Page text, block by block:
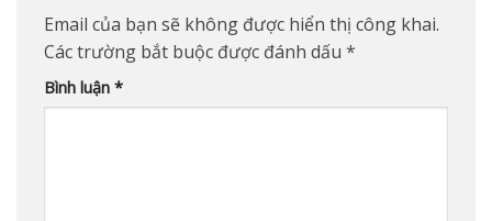
Email của bạn sẽ không được hiển thị công khai.
Các trường bắt buộc được đánh dấu *
Bình luận *